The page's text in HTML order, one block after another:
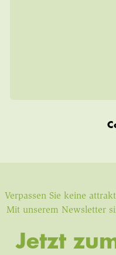
Verpassen Sie keine
Mit unserem Newsletter
Jetzt